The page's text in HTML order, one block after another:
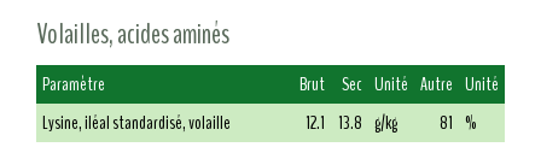
Volailles, acides aminés
Paramètre Brut Sec Unité Autre Unité
Lysine, iléal standardisé, volaille
12.1 13.8 g/kg 81 %